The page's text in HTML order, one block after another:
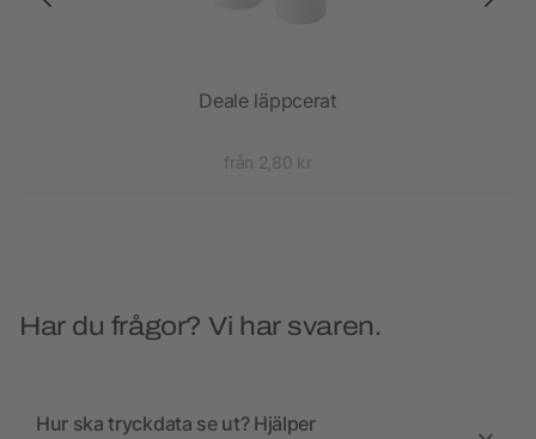
Deale läppcerat
från 2,80 kr
Har du frågor? Vi har svaren.
Hur ska tryckdata se ut? Hjälper